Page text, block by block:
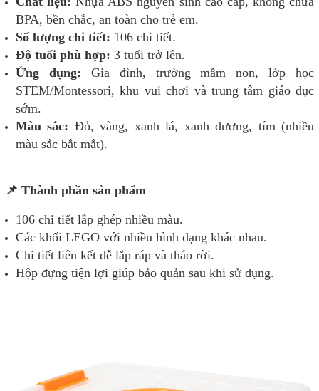
BPA, bền chắc, an toàn cho trẻ em.
Số lượng chi tiết: 106 chi tiết.
Độ tuổi phù hợp: 3 tuổi trở lên.
Ứng dụng: Gia đình, trường mầm non, lớp học
STEM/Montessori, khu vui chơi và trung tâm giáo dục
sớm.
Màu sắc: Đỏ, vàng, xanh lá, xanh dương, tím (nhiều
màu sắc bắt mắt).
📌 Thành phần sản phẩm
106 chi tiết lắp ghép nhiều màu.
Các khối LEGO với nhiều hình dạng khác nhau.
Chi tiết liên kết dễ lắp ráp và tháo rời.
Hộp đựng tiện lợi giúp bảo quản sau khi sử dụng.